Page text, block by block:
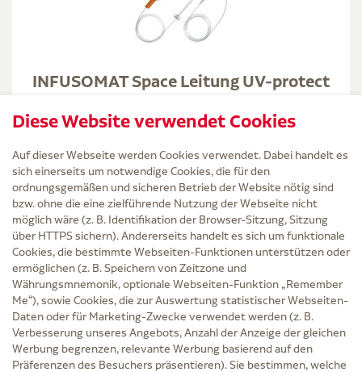
INFUSOMAT Space Leitung UV-protect
B. Braun Melsungen AG
inkl. MwSt. zzgl. Versand
Grundpreis: 4,62 € / 1 St
4,62 €
PZN 09915480
Nicht lieferbar
1 St
Diese Website verwendet Cookies
Auf dieser Webseite werden Cookies verwendet. Dabei handelt es
sich einerseits um notwendige Cookies, die für den
ordnungsgemäßen und sicheren Betrieb der Website nötig sind
bzw. ohne die eine zielführende Nutzung der Webseite nicht
möglich wäre (z. B. Identifikation der Browser-Sitzung, Sitzung
über HTTPS sichern). Andererseits handelt es sich um funktionale
Cookies, die bestimmte Webseiten-Funktionen unterstützen oder
ermöglichen (z. B. Speichern von Zeitzone und
Währungsmnemonik, optionale Webseiten-Funktion „Remember
Me“), sowie Cookies, die zur Auswertung statistischer Webseiten-
Daten oder für Marketing-Zwecke verwendet werden (z. B.
Verbesserung unseres Angebots, Anzahl der Anzeige der gleichen
Werbung begrenzen, relevante Werbung basierend auf den
Präferenzen des Besuchers präsentieren). Sie bestimmen, welche